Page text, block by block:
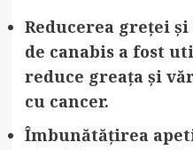
Reducerea greței
de canabis a fost
reduce greața și
cu cancer.
Îmbunătățirea